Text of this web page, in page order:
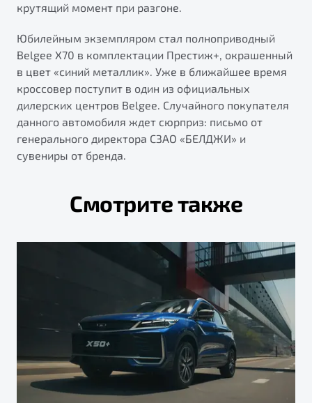
крутящий момент при разгоне.
Юбилейным экземпляром стал полноприводный
Belgee X70 в комплектации Престиж+, окрашенный
в цвет «синий металлик». Уже в ближайшее время
кроссовер поступит в один из официальных
дилерских центров Belgee. Случайного покупателя
данного автомобиля ждет сюрприз: письмо от
генерального директора СЗАО «БЕЛДЖИ» и
сувениры от бренда.
Смотрите также